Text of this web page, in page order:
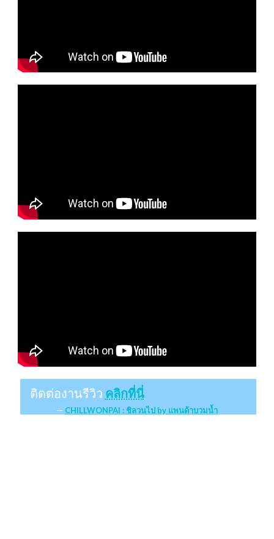
ติดต่องานรีวิว คลิกที่นี่
CHILLWONPAI : ชิลวนไป by แพนด้าบวมน้ำ